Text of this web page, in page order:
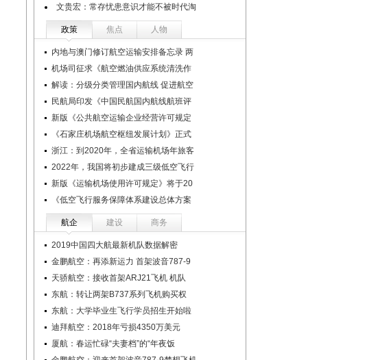
文贵宏：常存忧患意识才能不被时代淘
政策 焦点 人物
内地与澳门修订航空运输安排备忘录 两
机场司征求《航空燃油供应系统清洗作
解读：分级分类管理国内航线 促进航空
民航局印发《中国民航国内航线航班评
新版《公共航空运输企业经营许可规定
《石家庄机场航空枢纽发展计划》正式
浙江：到2020年，全省运输机场年旅客
2022年，我国将初步建成三级低空飞行
新版《运输机场使用许可规定》将于20
《低空飞行服务保障体系建设总体方案
航企 建设 商务
2019中国四大航最新机队数据解密
金鹏航空：再添新运力 首架波音787-9
天骄航空：接收首架ARJ21飞机 机队
东航：转让两架B737系列飞机购买权
东航：大学毕业生飞行学员招生开始啦
迪拜航空：2018年亏损4350万美元
厦航：春运忙碌“夫妻档”的“年夜饭